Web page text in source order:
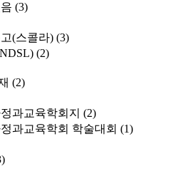
(3)
(스콜라) (3)
(2)
(2)
과교육학회지 (2)
과교육학회 학술대회 (1)